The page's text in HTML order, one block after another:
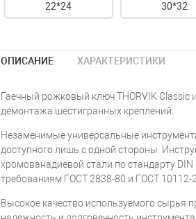
22*24 30*32
ОПИСАНИЕ ХАРАКТЕРИСТИКИ
Гаечный рожковый ключ THORVIK Classic
демонтажа шестигранных креплений.
Незаменимые универсальные
доступного лишь с одной стороны.
хромованадиевой стали по стандарту
требованиям ГОСТ 2838-80 и ГОСТ 10112-
Высокое качество используемого сырья